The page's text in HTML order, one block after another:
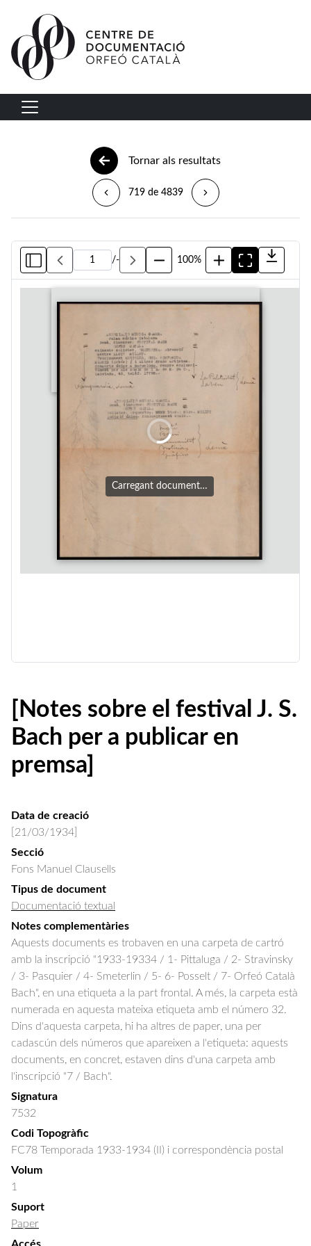
Vés al contingut
Navegació principal
Tornar als resultats
719 de 4839
/- 100%
Carregant document…
[Notes sobre el festival J. S.
Bach per a publicar en
premsa]
Data de creació
[21/03/1934]
Secció
Fons Manuel Clausells
Tipus de document
Documentació textual
Notes complementàries
Aquests documents es trobaven en una carpeta de cartró
amb la inscripció "1933-19334 / 1- Pittaluga / 2- Stravinsky
/ 3- Pasquier / 4- Smeterlin / 5- 6- Posselt / 7- Orfeó Català
Bach", en una etiqueta a la part frontal. A més, la carpeta està
numerada en aquesta mateixa etiqueta amb el número 32.
Dins d'aquesta carpeta, hi ha altres de paper, una per
cadascún dels números que apareixen a l'etiqueta: aquests
documents, en concret, estaven dins d'una carpeta amb
l'inscripció "7 / Bach".
Signatura
7532
Codi Topogràfic
FC78 Temporada 1933-1934 (II) i correspondència postal
Volum
1
Suport
Paper